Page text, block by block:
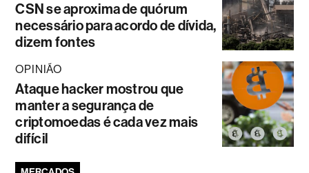
CSN se aproxima de quórum
necessário para acordo de dívida,
dizem fontes
OPINIÃO
Ataque hacker mostrou que
manter a segurança de
criptomoedas é cada vez mais
difícil